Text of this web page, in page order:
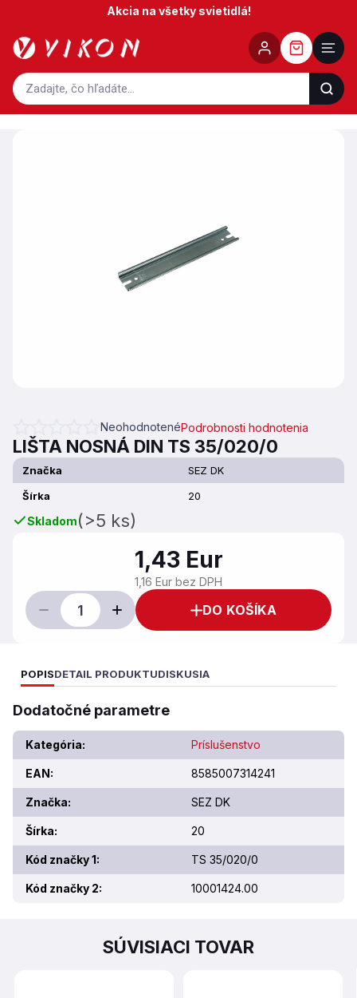
obsah
Akcia na všetky svietidlá!
Priemerné hodnotenie produktu je 0,0 z 5 hviezdičiek.
NeohodnotenéPodrobnosti hodnotenia
LIŠTA NOSNÁ DIN TS 35/020/0
Značka
SEZ DK
Šírka
20
Skladom(>5 ks)
1,43 Eur
1,16 Eur bez DPH
DO KOŠÍKA
POPISDETAIL PRODUKTUDISKUSIA
Dodatočné parametre
Kategória: Príslušenstvo
EAN: 8585007314241
Značka: SEZ DK
Šírka: 20
Kód značky 1: TS 35/020/0
Kód značky 2: 10001424.00
SÚVISIACI TOVAR